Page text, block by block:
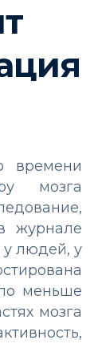
времени
мозга
журнале
у людей, у
меньше
мозга